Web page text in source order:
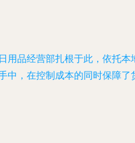
品经营部扎根于此，依托
，在控制成本的同时保障